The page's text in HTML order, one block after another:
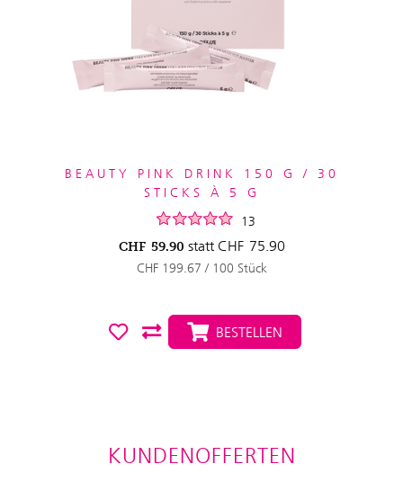
BEAUTY PINK DRINK 150 G / 30
STICKS À 5 G
13
CHF 59.90 statt CHF 75.90
CHF 199.67 / 100 Stück
BESTELLEN
KUNDENOFFERTEN